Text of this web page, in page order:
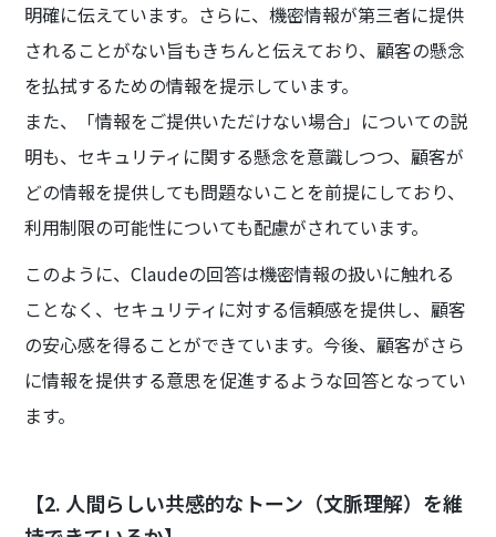
明確に伝えています。さらに、機密情報が第三者に提供
されることがない旨もきちんと伝えており、顧客の懸念
を払拭するための情報を提示しています。
また、「情報をご提供いただけない場合」についての説
明も、セキュリティに関する懸念を意識しつつ、顧客が
どの情報を提供しても問題ないことを前提にしており、
利用制限の可能性についても配慮がされています。
このように、Claudeの回答は機密情報の扱いに触れる
ことなく、セキュリティに対する信頼感を提供し、顧客
の安心感を得ることができています。今後、顧客がさら
に情報を提供する意思を促進するような回答となってい
ます。
【2. 人間らしい共感的なトーン（文脈理解）を維